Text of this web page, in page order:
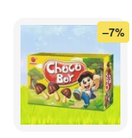
–7%